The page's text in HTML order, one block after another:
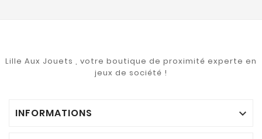
Lille Aux Jouets , votre boutique de proximité experte en
jeux de société !
INFORMATIONS 